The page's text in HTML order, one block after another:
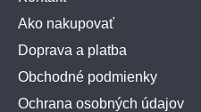
Ako nakupovať
Doprava a platba
Obchodné podmienky
Ochrana osobných údajov